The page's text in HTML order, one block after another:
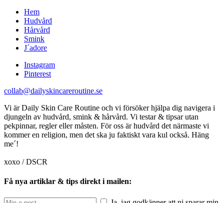
Hem
Hudvård
Hårvård
Smink
J´adore
Instagram
Pinterest
collab@dailyskincareroutine.se
Vi är Daily Skin Care Routine och vi försöker hjälpa dig navigera i
djungeln av hudvård, smink & hårvård. Vi testar & tipsar utan
pekpinnar, regler eller måsten. För oss är hudvård det närmaste vi
kommer en religion, men det ska ju faktiskt vara kul också. Häng
me´!
xoxo / DSCR
Få nya artiklar & tips direkt i mailen: